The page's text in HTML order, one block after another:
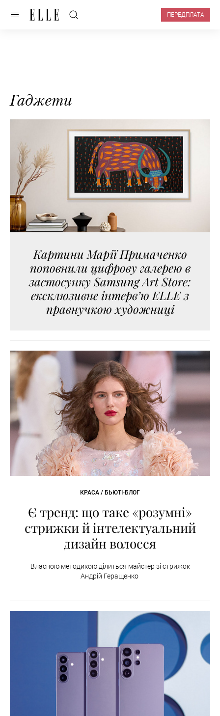
ПЕРЕДПЛАТА
Гаджети
Картини Марії Примаченко
поповнили цифрову галерею в
застосунку Samsung Art Store:
ексклюзивне інтерв’ю ELLE з
правнучкою художниці
КРАСА / БЬЮТІ-БЛОГ
Є тренд: що таке «розумні»
стрижки й інтелектуальний
дизайн волосся
Власною методикою ділиться майстер зі стрижок
Андрій Геращенко